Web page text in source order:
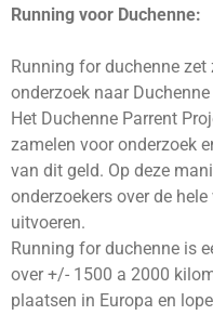
Running voor Duchenne:
Running for duchenne
onderzoek naar
Het Duchenne Parrent
zamelen voor onderzoek
van dit geld. Op deze
onderzoekers over de
uitvoeren.
Running for duchenne is
over +/- 1500 a 2000
plaatsen in Europa en